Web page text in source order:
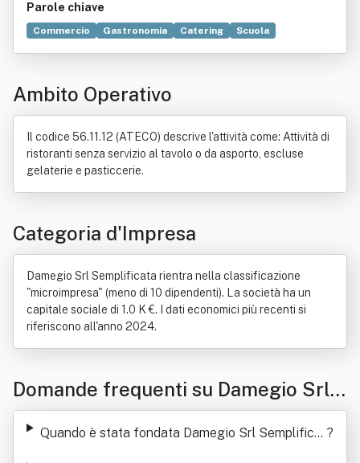
Parole chiave
Commercio Gastronomia Catering
Scuola
Latte
Montagna
Ambito Operativo
Il codice 56.11.12 (ATECO) descrive l'attività come: Attività di
ristoranti senza servizio al tavolo o da asporto, escluse
gelaterie e pasticcerie.
Categoria d'Impresa
Damegio Srl Semplificata rientra nella classificazione
"microimpresa" (meno di 10 dipendenti). La società ha un
capitale sociale di 1.0 K €. I dati economici più recenti si
riferiscono all'anno 2024.
Domande frequenti su Damegio Srl
Semplificata
Quando è stata fondata Damegio Srl Semplificat ?